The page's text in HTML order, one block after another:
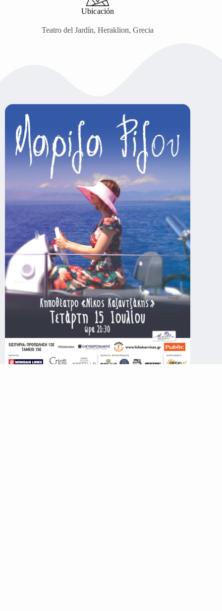
Ubicación
Teatro del Jardín, Heraklion, Grecia